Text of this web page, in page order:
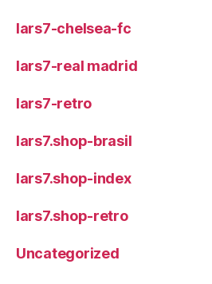
lars7-chelsea-fc
lars7-real madrid
lars7-retro
lars7.shop-brasil
lars7.shop-index
lars7.shop-retro
Uncategorized